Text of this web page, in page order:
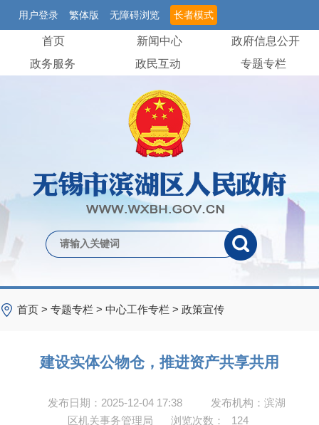
用户登录 繁体版 无障碍浏览 长者模式
首页 新闻中心
政府信息公开
政务服务
政民互动 专题专栏
首页 > 专题专栏 > 中心工作专栏 > 政策宣传
建设实体公物仓，推进资产共享共用
发布日期：2025-12-04 17:38
发布机构：滨湖
区机关事务管理局
浏览次数： 124